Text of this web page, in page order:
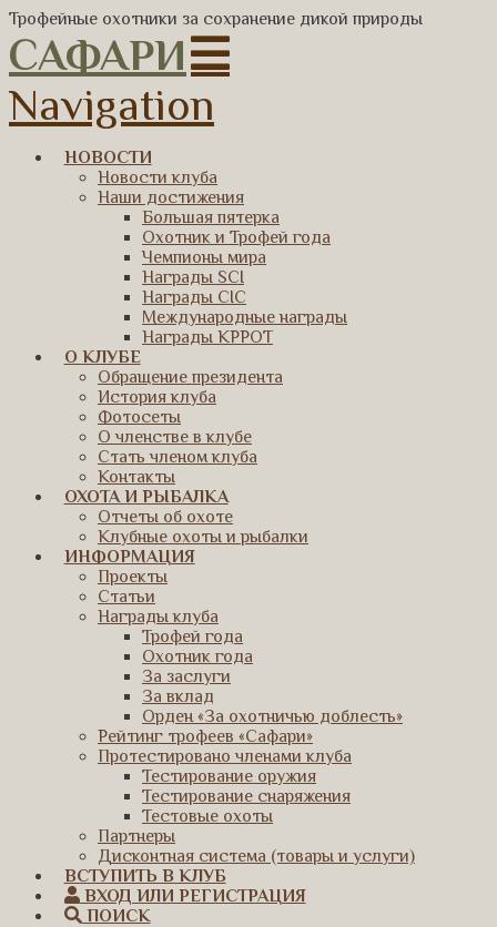
Трофейные охотники за сохранение дикой природы
САФАРИ
Navigation
НОВОСТИ
Новости клуба
Наши достижения
Большая пятерка
Охотник и Трофей года
Чемпионы мира
Награды SCI
Награды CIC
Международные награды
Награды КРРОТ
О КЛУБЕ
Обращение президента
История клуба
Фотосеты
О членстве в клубе
Стать членом клуба
Контакты
ОХОТА И РЫБАЛКА
Отчеты об охоте
Клубные охоты и рыбалки
ИНФОРМАЦИЯ
Проекты
Статьи
Награды клуба
Трофей года
Охотник года
За заслуги
За вклад
Орден «За охотничью доблесть»
Рейтинг трофеев «Сафари»
Протестировано членами клуба
Тестирование оружия
Тестирование снаряжения
Тестовые охоты
Партнеры
Дисконтная система (товары и услуги)
ВСТУПИТЬ В КЛУБ
ВХОД ИЛИ РЕГИСТРАЦИЯ
ПОИСК